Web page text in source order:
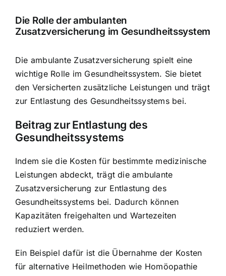
Die Rolle der ambulanten
Zusatzversicherung im Gesundheitssystem
Die ambulante Zusatzversicherung spielt eine
wichtige Rolle im Gesundheitssystem. Sie bietet
den Versicherten zusätzliche Leistungen und trägt
zur Entlastung des Gesundheitssystems bei.
Beitrag zur Entlastung des
Gesundheitssystems
Indem sie die Kosten für bestimmte medizinische
Leistungen abdeckt, trägt die ambulante
Zusatzversicherung zur Entlastung des
Gesundheitssystems bei. Dadurch können
Kapazitäten freigehalten und Wartezeiten
reduziert werden.
Ein Beispiel dafür ist die Übernahme der Kosten
für alternative Heilmethoden wie Homöopathie